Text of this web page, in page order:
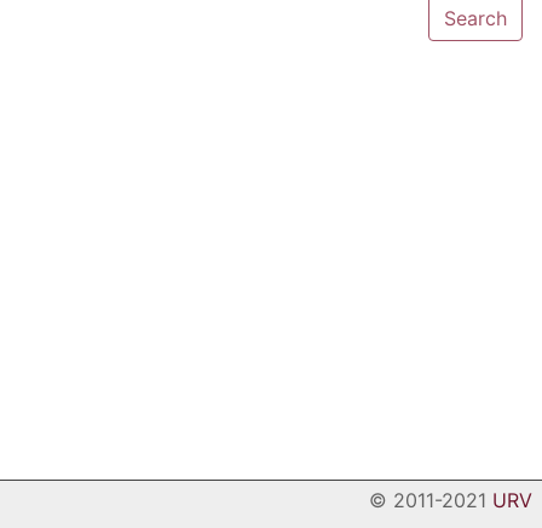
© 2011-2021 URV